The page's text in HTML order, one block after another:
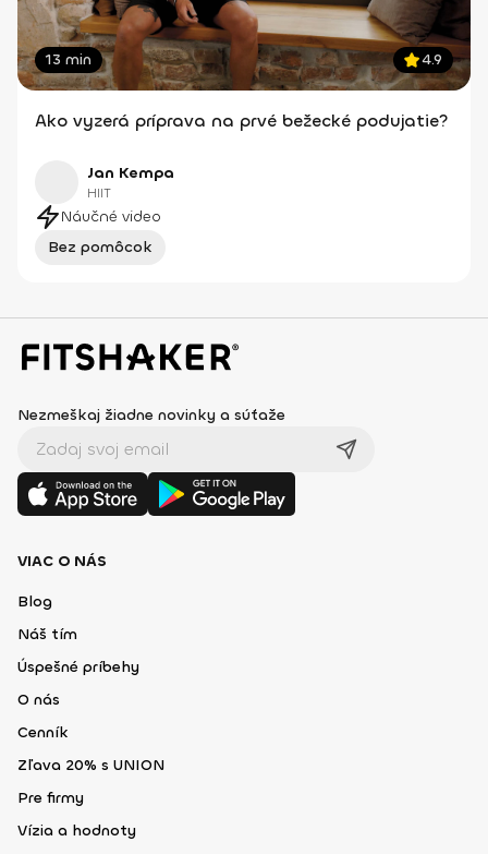
13 min 4.9
Ako vyzerá príprava na prvé bežecké podujatie?
Jan Kempa
HIIT
Náučné video
Bez pomôcok
Nezmeškaj žiadne novinky a súťaže
VIAC O NÁS
Blog
Náš tím
Úspešné príbehy
O nás
Cenník
Zľava 20% s UNION
Pre firmy
Vízia a hodnoty